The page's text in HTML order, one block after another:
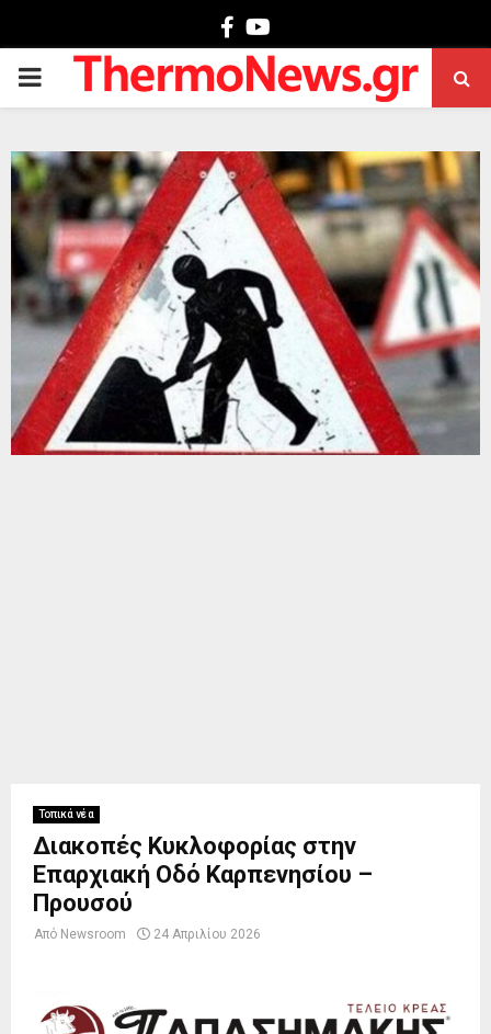
Facebook
PRIMARY
Τοπικά νέα
Διακοπές Κυκλοφορίας στην
Επαρχιακή Οδό Καρπενησίου –
Προυσού
Από Newsroom 24 Απριλίου 2026